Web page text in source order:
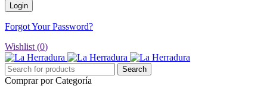
Forgot Your Password?
Wishlist (0)
Comprar por Categoría